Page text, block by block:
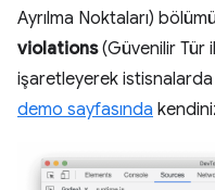
Ayrılma Noktaları)
violations(Güvenilir Tür
işaretleyerek
demo sayfasında